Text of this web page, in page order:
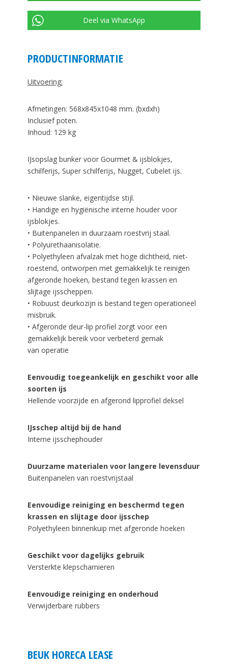
Deel via WhatsApp
PRODUCTINFORMATIE
Uitvoering:
Afmetingen: 568x845x1048 mm. (bxdxh)
Inclusief poten.
Inhoud: 129 kg
IJsopslag bunker voor Gourmet & ijsblokjes,
schilferijs, Super schilferijs, Nugget, Cubelet ijs.
• Nieuwe slanke, eigentijdse stijl.
• Handige en hygiënische interne houder voor
ijsblokjes.
• Buitenpanelen in duurzaam roestvrij staal.
• Polyurethaanisolatie.
• Polyethyleen afvalzak met hoge dichtheid, niet-
roestend, ontworpen met gemakkelijk te reinigen
afgeronde hoeken, bestand tegen krassen en
slijtage ijsscheppen.
• Robuust deurkozijn is bestand tegen operationeel
misbruik.
• Afgeronde deur-lip profiel zorgt voor een
gemakkelijk bereik voor verbeterd gemak
van operatie
Eenvoudig toegeankelijk en geschikt voor alle
soorten ijs
Hellende voorzijde en afgerond lipprofiel deksel
IJsschep altijd bij de hand
Interne ijsschephouder
Duurzame materialen voor langere levensduur
Buitenpanelen van roestvrijstaal
Eenvoudige reiniging en beschermd tegen
krassen en slijtage door ijsschep
Polyethyleen binnenkuip met afgeronde hoeken
Geschikt voor dagelijks gebruik
Versterkte klepscharnieren
Eenvoudige reiniging en onderhoud
Verwijderbare rubbers
BEUK HORECA LEASE